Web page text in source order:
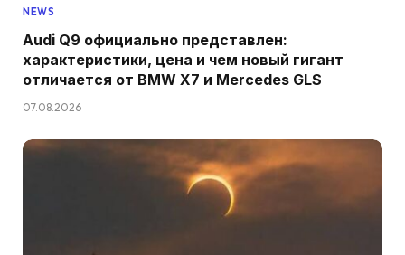
NEWS
Audi Q9 официально представлен:
характеристики, цена и чем новый гигант
отличается от BMW X7 и Mercedes GLS
07.08.2026